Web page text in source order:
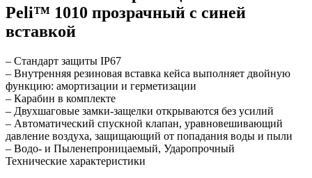
Peli™ 1010 прозрачный с синей
вставкой
– Стандарт защиты IP67
– Внутренняя резиновая вставка кейса выполняет двойную
функцию: амортизации и герметизации
– Карабин в комплекте
– Двухшаговые замки-защелки открываются без усилий
– Автоматический спускной клапан, уравновешивающий
давление воздуха, защищающий от попадания воды и пыли
– Водо- и Пыленепроницаемый, Ударопрочный
Технические характеристики